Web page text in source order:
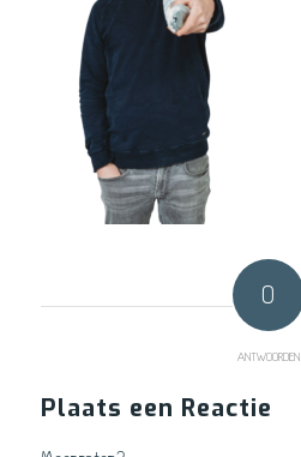
0
ANTWOORDEN
Plaats een Reactie